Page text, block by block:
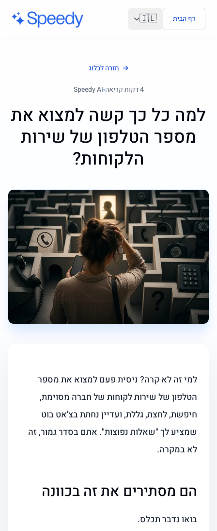
דלג לתוכן הראשי
דף הבית 🇮🇱
חזרה לבלוג
4דקות קריאה Speedy AI
למה כל כך קשה למצוא את
מספר הטלפון של שירות
הלקוחות?
למי זה לא קרה? ניסית פעם למצוא את מספר
הטלפון של שירות לקוחות של חברה מסוימת,
חיפשת, לחצת, גללת, ועדיין נחתת בצ'אט בוט
שמציע לך "שאלות נפוצות". אתם בסדר גמור, זה
לא במקרה.
הם מסתירים את זה בכוונה
בואו נדבר תכלס.